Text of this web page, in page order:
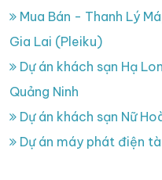
Mua Bán - Thanh Lý
Gia Lai (Pleiku)
Dự án khách sạn Hạ
Quảng Ninh
Dự án khách sạn Nữ
Dự án máy phát điện